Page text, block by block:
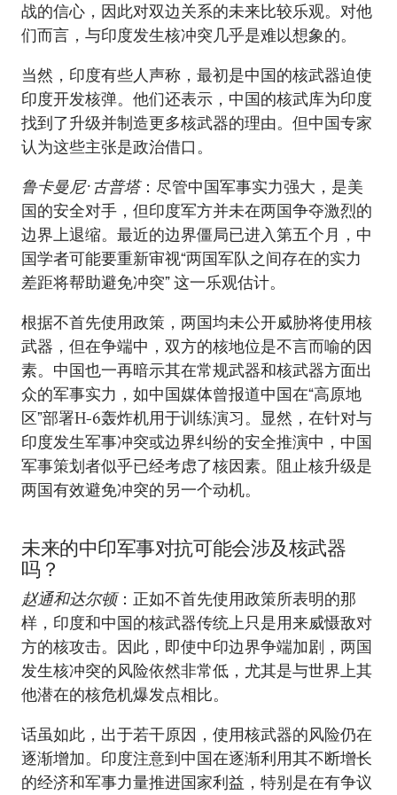
战的信心，因此对双边关系的未来比较乐观。对他
们而言，与印度发生核冲突几乎是难以想象的。
当然，印度有些人声称，最初是中国的核武器迫使
印度开发核弹。他们还表示，中国的核武库为印度
找到了升级并制造更多核武器的理由。但中国专家
认为这些主张是政治借口。
鲁卡曼尼·古普塔：尽管中国军事实力强大，是美
国的安全对手，但印度军方并未在两国争夺激烈的
边界上退缩。最近的边界僵局已进入第五个月，中
国学者可能要重新审视“两国军队之间存在的实力
差距将帮助避免冲突” 这一乐观估计。
根据不首先使用政策，两国均未公开威胁将使用核
武器，但在争端中，双方的核地位是不言而喻的因
素。中国也一再暗示其在常规武器和核武器方面出
众的军事实力，如中国媒体曾报道中国在“高原地
区”部署H-6轰炸机用于训练演习。显然，在针对与
印度发生军事冲突或边界纠纷的安全推演中，中国
军事策划者似乎已经考虑了核因素。阻止核升级是
两国有效避免冲突的另一个动机。
未来的中印军事对抗可能会涉及核武器
吗？
赵通和达尔顿：正如不首先使用政策所表明的那
样，印度和中国的核武器传统上只是用来威慑敌对
方的核攻击。因此，即使中印边界争端加剧，两国
发生核冲突的风险依然非常低，尤其是与世界上其
他潜在的核危机爆发点相比。
话虽如此，出于若干原因，使用核武器的风险仍在
逐渐增加。印度注意到中国在逐渐利用其不断增长
的经济和军事力量推进国家利益，特别是在有争议